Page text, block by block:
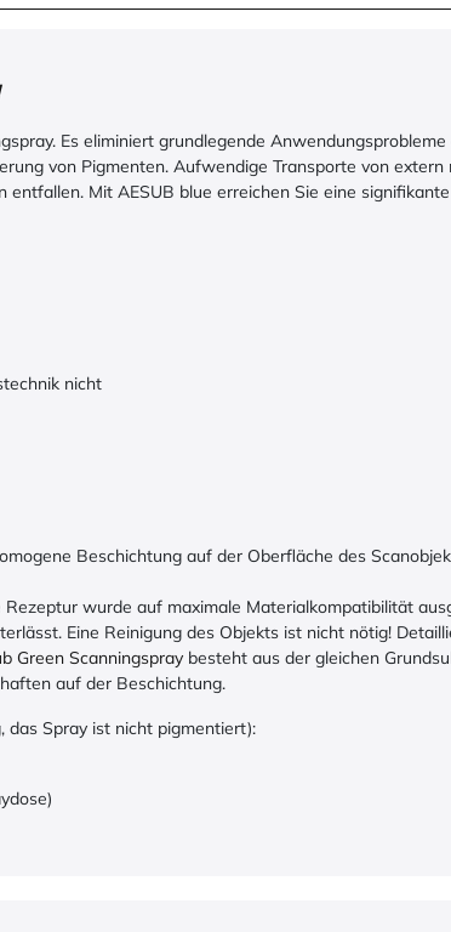
Es eliminiert grundlegende
von Pigmenten. Aufwendige Transporte von
Mit AESUB blue erreichen Sie eine
nicht
Beschichtung auf der Oberfläche des
wurde auf maximale Materialkompatibilität
Eine Reinigung des Objekts ist nicht nötig!
Green Scanningspray besteht aus der gleichen
auf der Beschichtung.
das Spray ist nicht pigmentiert):